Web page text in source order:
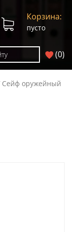
(0)
Корзина:
пусто
Сейф оружейный